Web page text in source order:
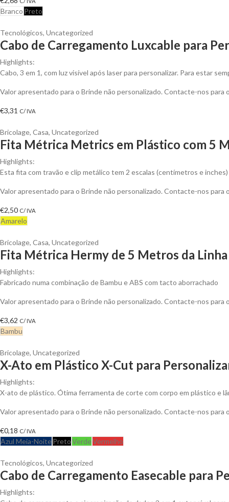
Branco Preto
Tecnológicos, Uncategorized
Cabo de Carregamento Luxcable para
Highlights:
Cabo, 3 em 1, com luz visível após laser para personalizar. Para estar
Valor apresentado para o Brinde não personalizado. Contacte-nos
€3,31 C/ IVA
Bricolage, Casa, Uncategorized
Fita Métrica Metrics em Plástico com 5
Highlights:
Esta fita com travão e clip metálico tem 2 escalas (centímetros e inches)
Valor apresentado para o Brinde não personalizado. Contacte-nos
€2,50 C/ IVA
Amarelo
Bricolage, Casa, Uncategorized
Fita Métrica Hermy de 5 Metros da
Highlights:
Fabricado numa combinação de Bambu e ABS com tacto aborrachado
Valor apresentado para o Brinde não personalizado. Contacte-nos
€3,62 C/ IVA
Bambu
Bricolage, Uncategorized
X-Ato em Plástico X-Cut para
Highlights:
X-ato de plástico. Ótima ferramenta de corte com corpo em plástico e
Valor apresentado para o Brinde não personalizado. Contacte-nos
€0,18 C/ IVA
Azul Meia-NoitePretoVerdeVermelho
Tecnológicos, Uncategorized
Cabo de Carregamento Easecable para
Highlights: